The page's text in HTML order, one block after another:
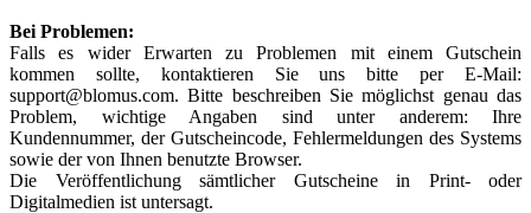
Bei Problemen:
Falls es wider Erwarten zu Problemen mit einem Gutschein
kommen sollte, kontaktieren Sie uns bitte per E-Mail:
support@blomus.com. Bitte beschreiben Sie möglichst genau das
Problem, wichtige Angaben sind unter anderem: Ihre
Kundennummer, der Gutscheincode, Fehlermeldungen des Systems
sowie der von Ihnen benutzte Browser.
Die Veröffentlichung sämtlicher Gutscheine in Print- oder
Digitalmedien ist untersagt.